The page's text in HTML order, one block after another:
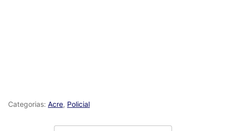
Categorias: Acre, Policial